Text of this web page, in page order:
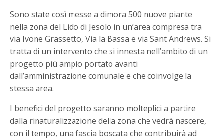
Sono state così messe a dimora 500 nuove piante
nella zona del Lido di Jesolo in un’area compresa tra
via Ivone Grassetto, Via la Bassa e via Sant Andrews. Si
tratta di un intervento che si innesta nell’ambito di un
progetto più ampio portato avanti
dall’amministrazione comunale e che coinvolge la
stessa area.
I benefici del progetto saranno molteplici a partire
dalla rinaturalizzazione della zona che vedrà nascere,
con il tempo, una fascia boscata che contribuirà ad